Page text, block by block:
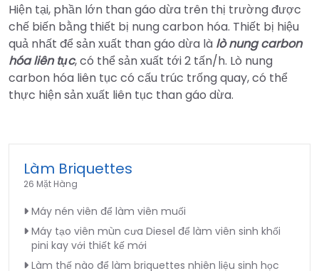
Hiện tại, phần lớn than gáo dừa trên thị trường được
chế biến bằng thiết bị nung carbon hóa. Thiết bị hiệu
quả nhất để sản xuất than gáo dừa là lò nung carbon
hóa liên tục, có thể sản xuất tới 2 tấn/h. Lò nung
carbon hóa liên tục có cấu trúc trống quay, có thể
thực hiện sản xuất liên tục than gáo dừa.
Làm Briquettes
26 Mặt Hàng
Máy nén viên để làm viên muối
Máy tạo viên mùn cưa Diesel để làm viên sinh khối
pini kay với thiết kế mới
Làm thế nào để làm briquettes nhiên liệu sinh học